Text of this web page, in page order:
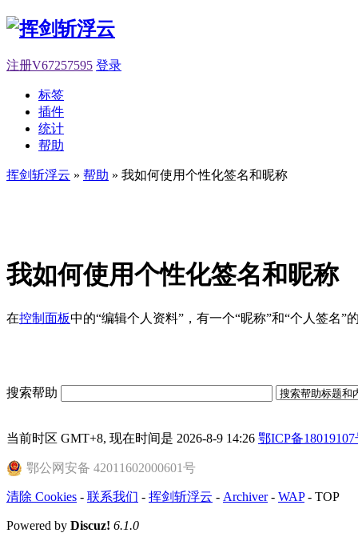
注册V67257595 登录
标签
插件
统计
帮助
挥剑斩浮云 » 帮助 » 我如何使用个性化签名和昵称
我如何使用个性化签名和昵称
在控制面板中的“编辑个人资料”，有一个“昵称”和“个人签名”
搜索帮助
当前时区 GMT+8, 现在时间是 2026-8-9 14:26 鄂ICP备18019107
鄂公网安备 42011602000601号
清除 Cookies - 联系我们 - 挥剑斩浮云 - Archiver- WAP- TOP
Powered by Discuz! 6.1.0